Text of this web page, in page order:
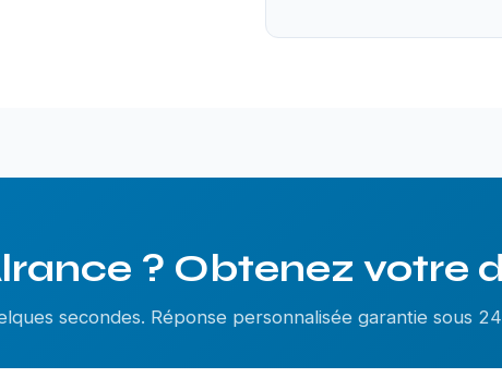
? Obtenez votre
secondes. Réponse personnalisée garantie sous